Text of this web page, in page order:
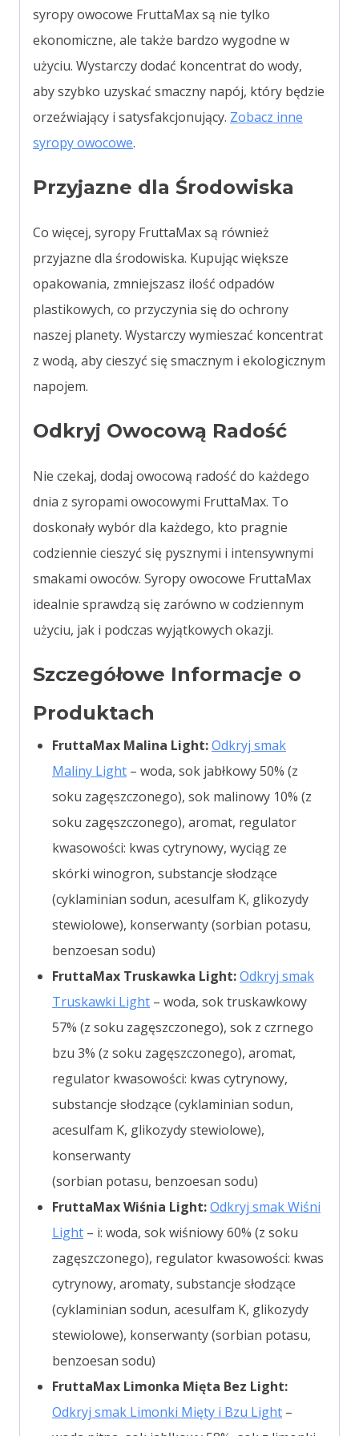
syropy owocowe FruttaMax są nie tylko
ekonomiczne, ale także bardzo wygodne w
użyciu. Wystarczy dodać koncentrat do wody,
aby szybko uzyskać smaczny napój, który będzie
orzeźwiający i satysfakcjonujący. Zobacz inne
syropy owocowe.
Przyjazne dla Środowiska
Co więcej, syropy FruttaMax są również
przyjazne dla środowiska. Kupując większe
opakowania, zmniejszasz ilość odpadów
plastikowych, co przyczynia się do ochrony
naszej planety. Wystarczy wymieszać koncentrat
z wodą, aby cieszyć się smacznym i ekologicznym
napojem.
Odkryj Owocową Radość
Nie czekaj, dodaj owocową radość do każdego
dnia z syropami owocowymi FruttaMax. To
doskonały wybór dla każdego, kto pragnie
codziennie cieszyć się pysznymi i intensywnymi
smakami owoców. Syropy owocowe FruttaMax
idealnie sprawdzą się zarówno w codziennym
użyciu, jak i podczas wyjątkowych okazji.
Szczegółowe Informacje o
Produktach
FruttaMax Malina Light:Odkryj smak
Maliny Light – woda, sok jabłkowy 50% (z
soku zagęszczonego), sok malinowy 10% (z
soku zagęszczonego), aromat, regulator
kwasowości: kwas cytrynowy, wyciąg ze
skórki winogron, substancje słodzące
(cyklaminian sodun, acesulfam K, glikozydy
stewiolowe), konserwanty (sorbian potasu,
benzoesan sodu)
FruttaMax Truskawka Light:Odkryj smak
Truskawki Light – woda, sok truskawkowy
57% (z soku zagęszczonego), sok z czrnego
bzu 3% (z soku zagęszczonego), aromat,
regulator kwasowości: kwas cytrynowy,
substancje słodzące (cyklaminian sodun,
acesulfam K, glikozydy stewiolowe),
konserwanty
(sorbian potasu, benzoesan sodu)
FruttaMax Wiśnia Light:Odkryj smak Wiśni
Light – i: woda, sok wiśniowy 60% (z soku
zagęszczonego), regulator kwasowości: kwas
cytrynowy, aromaty, substancje słodzące
(cyklaminian sodun, acesulfam K, glikozydy
stewiolowe), konserwanty (sorbian potasu,
benzoesan sodu)
FruttaMax Limonka Mięta Bez Light:
Odkryj smak Limonki Mięty i Bzu Light –